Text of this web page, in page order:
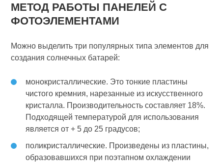
МЕТОД РАБОТЫ ПАНЕЛЕЙ С
ФОТОЭЛЕМЕНТАМИ
Можно выделить три популярных типа элементов для
создания солнечных батарей:
монокристаллические. Это тонкие пластины
чистого кремния, нарезанные из искусственного
кристалла. Производительность составляет 18%.
Подходящей температурой для использования
является от + 5 до 25 градусов;
поликристаллические. Произведены из пластины,
образовавшихся при поэтапном охлаждении